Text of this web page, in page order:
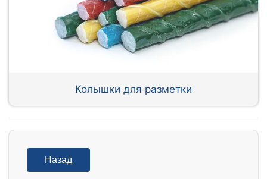
Колышки для разметки
Назад